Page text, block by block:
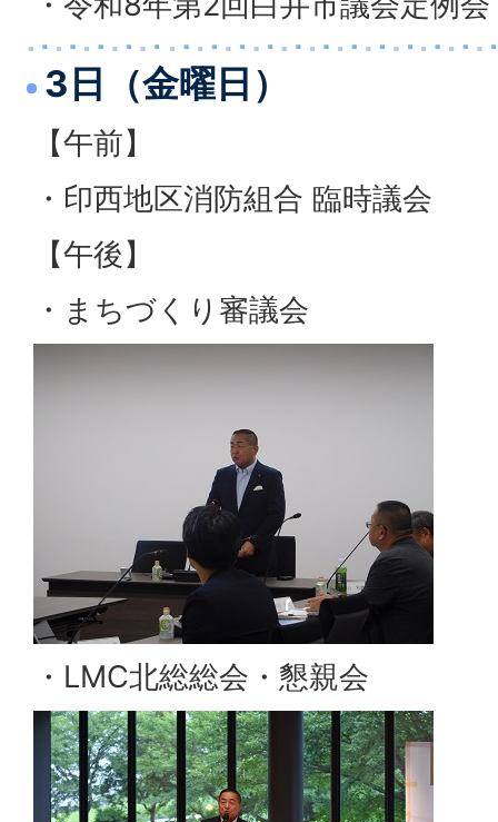
3日（金曜日）
【午前】
・印西地区消防組合 臨時議会
【午後】
・まちづくり審議会
・LMC北総総会・懇親会